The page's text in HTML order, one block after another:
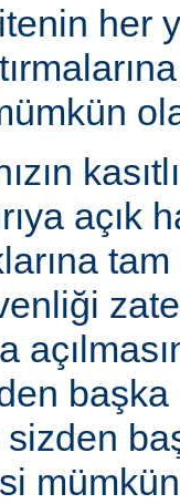
her
açık
başka